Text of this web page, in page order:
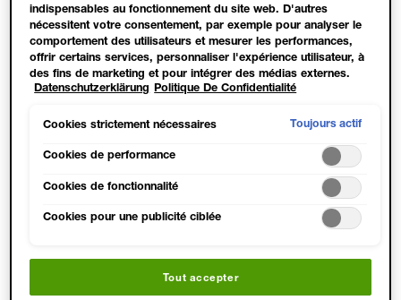
indispensables au fonctionnement du site web. D'autres
nécessitent votre consentement, par exemple pour analyser le
comportement des utilisateurs et mesurer les performances,
offrir certains services, personnaliser l'expérience utilisateur, à
des fins de marketing et pour intégrer des médias externes.
Les cookies non indispensables peuvent être acceptés
consentement »). Il est également possible de personnaliser les
choix »). Vous pouvez modifier votre sélection à tout moment
en cliquant sur le lien « Paramètres des cookies ». Pour plus
d'informations, veuillez consulter notre politique de
Datenschutzerklärung Politique De Confidentialité
Cookies strictement nécessaires Toujours actif
Cookies de performance
Cookies de fonctionnalité
Cookies pour une publicité ciblée
Tout accepter